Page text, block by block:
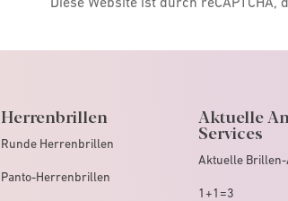
Herrenbrillen
Runde Herrenbrillen
Panto-Herrenbrillen
Aktuelle
Services
Aktuelle Brillen-
1+1=3